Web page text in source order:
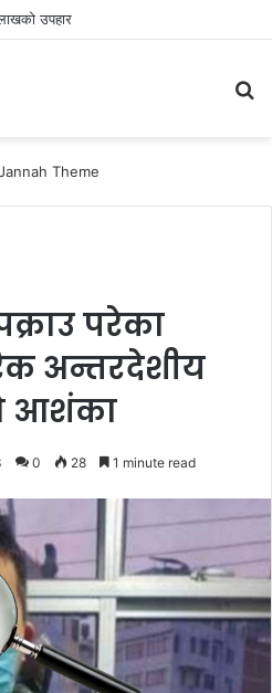
उपहार
परेका
अन्तरदेशीय
आशंका
0 28 1 minute read